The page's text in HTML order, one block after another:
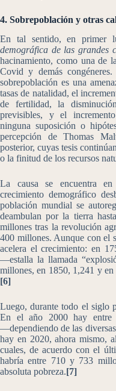
4. Sobrepoblación y otras
En tal sentido, en primer
demográfica de las grandes
hacinamiento, como una de
Covid y demás
sobrepoblación es una
tasas de natalidad, el
de fertilidad, la
previsibles, y el
ninguna suposición o
percepción de Thomas
posterior, cuyas tesis
o la finitud de los recursos
La causa se encuentra
crecimiento demográfico
población mundial se
deambulan por la tierra
millones tras la revolución
400 millones. Aunque con
acelera el crecimiento: en
―estalla la llamada
millones, en 1850, 1,241 y
[6]
Luego, durante todo el siglo
En el año 2000 hay entre
―dependiendo de las
hay en 2020, ahora mismo,
cuales, de acuerdo con el
habría entre 710 y 733
absoluta pobreza.[7]